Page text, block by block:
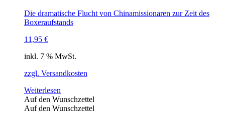
Die dramatische Flucht von Chinamissionaren zur Zeit des
Boxeraufstands
11,95 €
inkl. 7 % MwSt.
zzgl. Versandkosten
Weiterlesen
Auf den Wunschzettel
Auf den Wunschzettel